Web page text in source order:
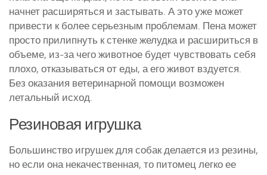
начнет расширяться и застывать. А это уже может
привести к более серьезным проблемам. Пена может
просто прилипнуть к стенке желудка и расшириться в
объеме, из-за чего животное будет чувствовать себя
плохо, отказываться от еды, а его живот вздуется.
Без оказания ветеринарной помощи возможен
летальный исход.
Резиновая игрушка
Большинство игрушек для собак делается из резины,
но если она некачественная, то питомец легко ее